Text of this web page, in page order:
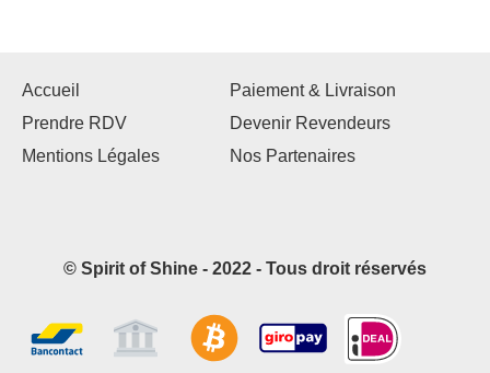
Accueil
Paiement & Livraison
Prendre RDV
Devenir Revendeurs
Mentions Légales
Nos Partenaires
© Spirit of Shine - 2022 - Tous droit réservés